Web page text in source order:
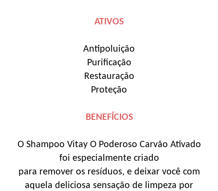
ATIVOS
Antipoluição
Purificação
Restauração
Proteção
BENEFÍCIOS
O Shampoo Vitay O Poderoso Carvão Ativado
foi especialmente criado
para remover os resíduos, e deixar você com
aquela deliciosa sensação de limpeza por